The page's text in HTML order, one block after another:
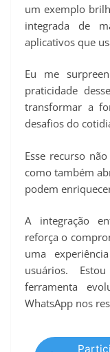
um exemplo
integrada de
aplicativos que
Eu me
praticidade
transformar a
desafios do
Esse recurso
como também
podem
A integração
reforça o
uma
usuários.
ferramenta
WhatsApp nos